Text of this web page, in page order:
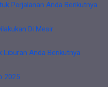
Perjalanan Anda Berikutnya
Di Mesir
Liburan Anda Berikutnya
2025